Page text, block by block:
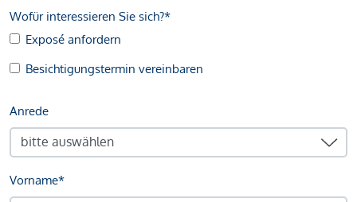
Wofür interessieren Sie sich?*
Exposé anfordern
Besichtigungstermin vereinbaren
Anrede
Vorname*